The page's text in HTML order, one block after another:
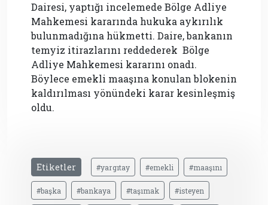
Dairesi, yaptığı incelemede Bölge Adliye
Mahkemesi kararında hukuka aykırılık
bulunmadığına hükmetti. Daire, bankanın
temyiz itirazlarını reddederek Bölge
Adliye Mahkemesi kararını onadı.
Böylece emekli maaşına konulan blokenin
kaldırılması yönündeki karar kesinleşmiş
oldu.
Etiketler #yargıtay #emekli #maaşını
#başka #bankaya #taşımak #isteyen